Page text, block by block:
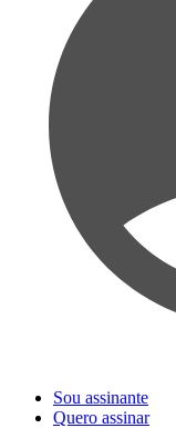
Sou assinante
Quero assinar